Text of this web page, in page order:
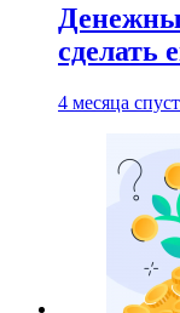
сделать
4 месяца